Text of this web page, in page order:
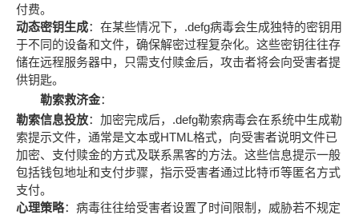
付费。
动态密钥生成：在某些情况下，.defg病毒会生成独特的密钥用
于不同的设备和文件，确保解密过程复杂化。这些密钥往往存
储在远程服务器中，只需支付赎金后，攻击者将会向受害者提
供钥匙。
勒索救济金：
勒索信息投放：加密完成后，.defg勒索病毒会在系统中生成勒
索提示文件，通常是文本或HTML格式，向受害者说明文件已
加密、支付赎金的方式及联系黑客的方法。这些信息提示一般
包括钱包地址和支付步骤，指示受害者通过比特币等匿名方式
支付。
心理策略：病毒往往给受害者设置了时间限制，威胁若不规定